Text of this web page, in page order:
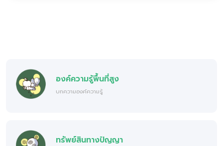
องค์ความรู้พื้นที่สูง
บทความองค์ความรู้
ทรัพย์สินทางปัญญา